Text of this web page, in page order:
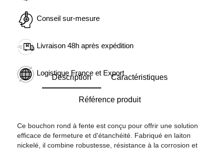
Conseil sur-mesure
Livraison 48h après expédition
Logistique France et Export
Description Caractéristiques
Référence produit
Ce bouchon rond à fente est conçu pour offrir une solution
efficace de fermeture et d'étanchéité. Fabriqué en laiton
nickelé, il combine robustesse, résistance à la corrosion et